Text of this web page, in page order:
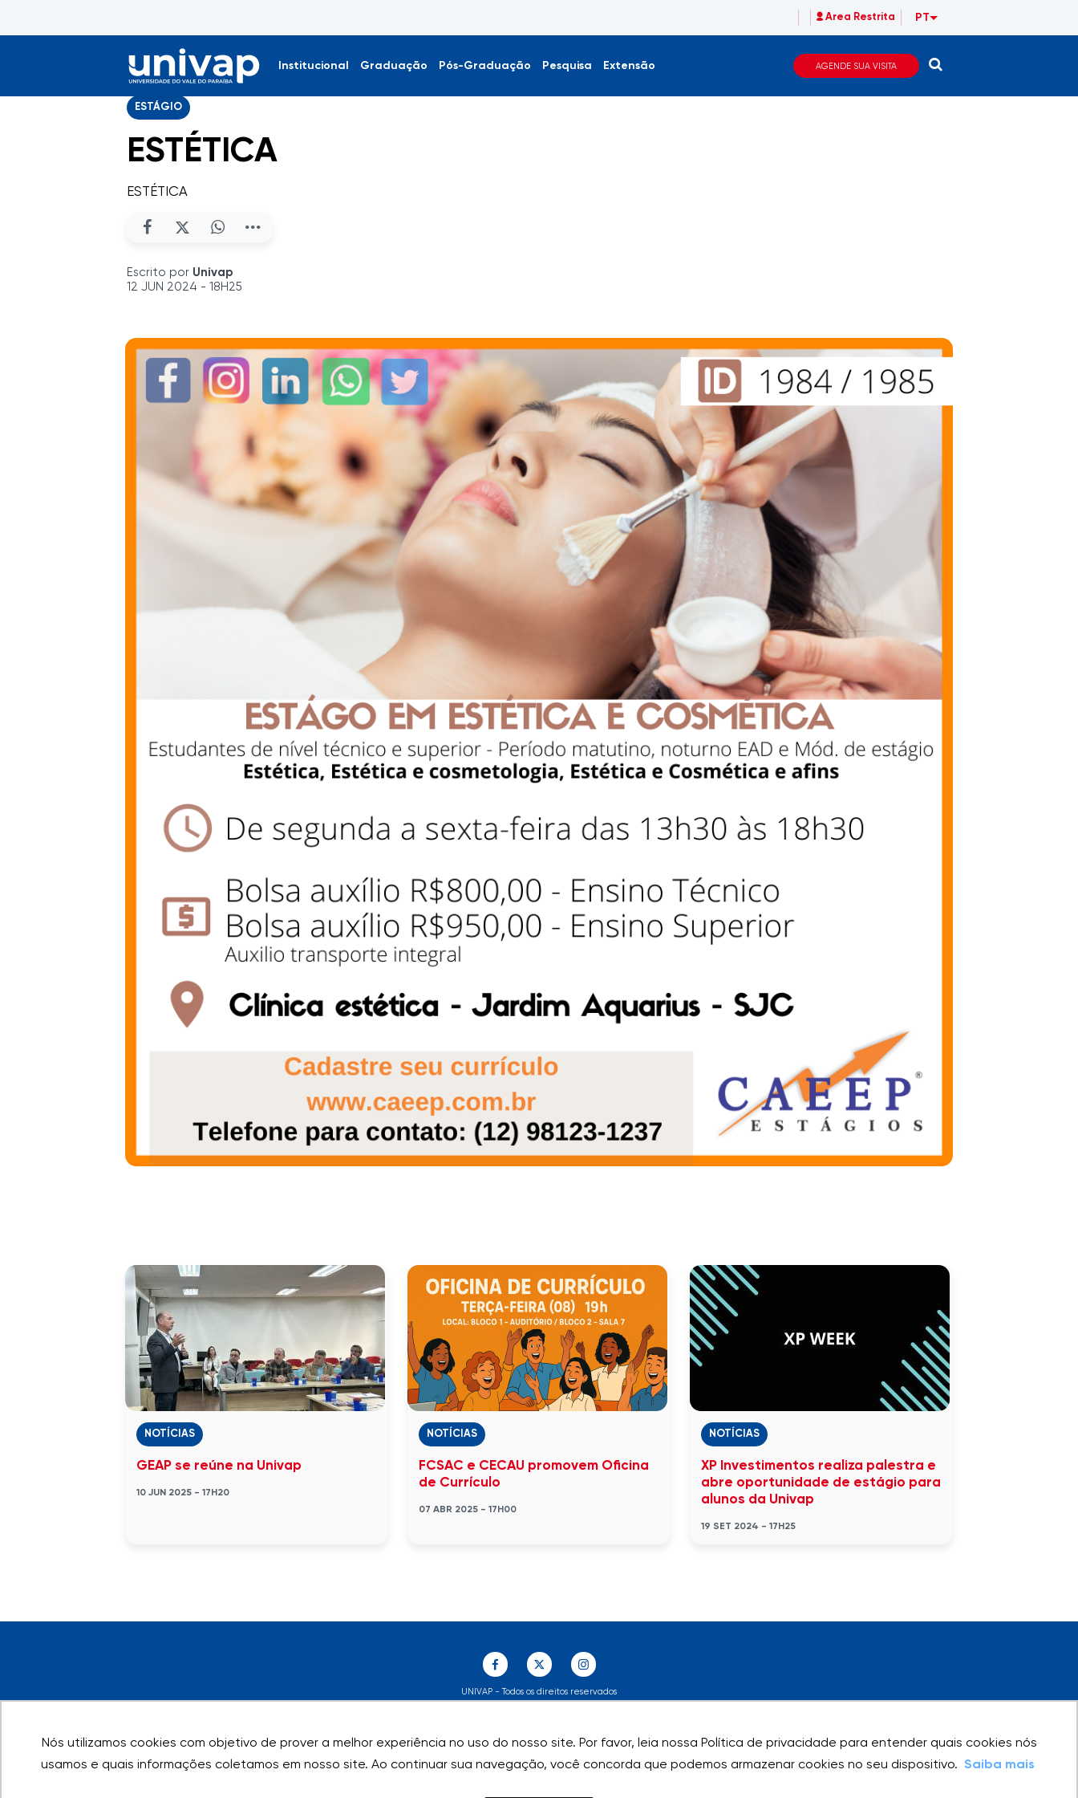
Nós utilizamos cookies com objetivo de prover a melhor experiência no uso do nosso site. Por favor, leia nossa Política de privacidade para entender quais cookies nós
usamos e quais informações coletamos em nosso site. Ao continuar sua navegação, você concorda que podemos armazenar cookies no seu dispositivo. Saiba mais
Nós utilizamos cookies com objetivo de prover a melhor experiência no uso do nosso site. Por favor, leia nossa Política de privacidade para entender quais cookies nós
usamos e quais informações coletamos em nosso site. Ao continuar sua navegação, você concorda que podemos armazenar cookies no seu dispositivo. Saiba mais
Area Restrita PT
Institucional Graduação Pós-Graduação Pesquisa Extensão AGENDE SUA VISITA
ESTÁGIO
ESTÉTICA
ESTÉTICA
Escrito por Univap
12 JUN 2024 - 18H25
NOTÍCIAS
GEAP se reúne na Univap
10 JUN 2025 - 17H20
NOTÍCIAS
FCSAC e CECAU promovem Oficina
de Currículo
07 ABR 2025 - 17H00
NOTÍCIAS
XP Investimentos realiza palestra e
abre oportunidade de estágio para
alunos da Univap
19 SET 2024 - 17H25
UNIVAP - Todos os direitos reservados